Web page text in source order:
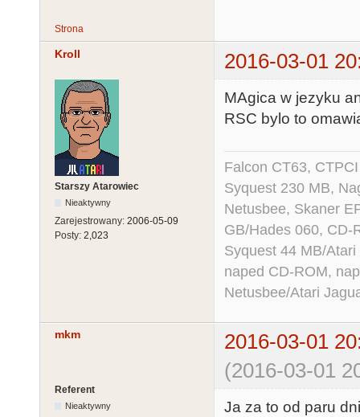
Strona
Kroll 2016-03-01
Starszy Atarowiec
Nieaktywny
Zarejestrowany: 2006-05-09
Posty: 2,023
MAgica w jezyku
RSC bylo to
Falcon CT63,
Syquest 230 MB,
Netusbee, Skaner
GB/Hades 060, CD-
Syquest 44 MB/
naped CD-ROM,
Netusbee/Atari
mkm
2016-03-01
(2016-03-01
Referent
Nieaktywny
Ja za to od paru